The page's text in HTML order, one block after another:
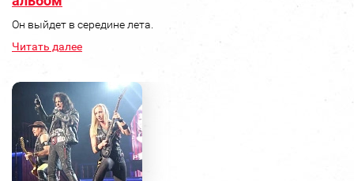
Он выйдет в середине лета.
Читать далее